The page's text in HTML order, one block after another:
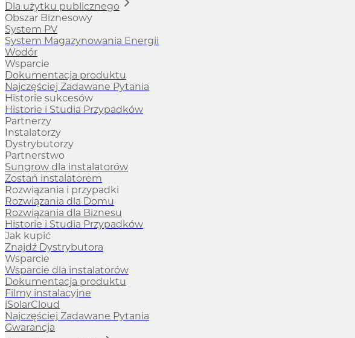
Dla użytku publicznego
Obszar Biznesowy
System PV
System Magazynowania Energii
Wodór
Wsparcie
Dokumentacja produktu
Najczęściej Zadawane Pytania
Historie sukcesów
Historie i Studia Przypadków
Partnerzy
Instalatorzy
Dystrybutorzy
Partnerstwo
Sungrow dla instalatorów
Zostań instalatorem
Rozwiązania i przypadki
Rozwiązania dla Domu
Rozwiązania dla Biznesu
Historie i Studia Przypadków
Jak kupić
Znajdź Dystrybutora
Wsparcie
Wsparcie dla instalatorów
Dokumentacja produktu
Filmy instalacyjne
iSolarCloud
Najczęściej Zadawane Pytania
Gwarancja